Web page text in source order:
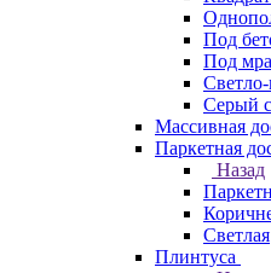
Под
Под
Серый
Массивная
Паркетная
Назад
Светлая
Плинтуса